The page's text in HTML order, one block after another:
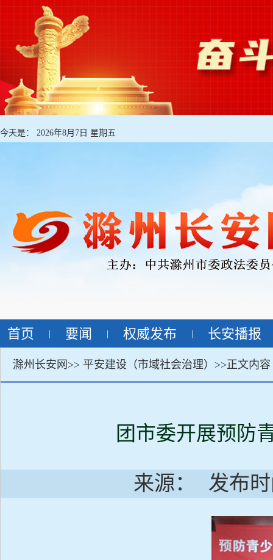
今天是： 2026年8月7日 星期五
首页 要闻 权威发布 长安播报
滁州长安网>> 平安建设（市域社会治理） >>正文内容
团市委开展预防
来源： 发布